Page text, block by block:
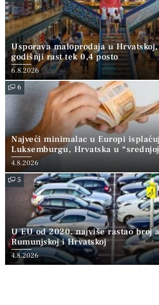
Usporava maloprodaja u
godišnji rast tek 0,4 posto
6.8.2026
6
Najveći minimalac u Europi
Luksemburgu, Hrvatska u
4.8.2026
5
U EU od 2020. najviše rastao broj
Rumunjskoj i Hrvatskoj
4.8.2026